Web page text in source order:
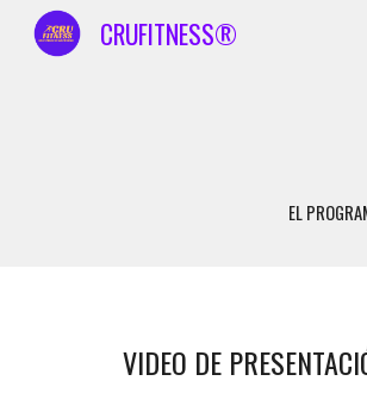
CRUFITNESS®
EL
VIDEO DE